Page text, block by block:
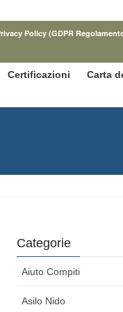
Certificazioni Carta
Categorie
Aiuto Compiti
Asilo Nido
Policy (GDPR